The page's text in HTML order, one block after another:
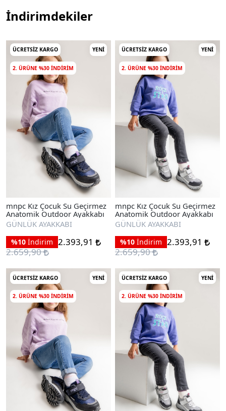
İndirimdekiler
ÜCRETSIZ KARGO YENI
2. ÜRÜNE %30 INDIRIM
mnpc Kız Çocuk Su Geçirmez
Anatomik Outdoor Ayakkabı
GÜNLÜK AYAKKABI
%10 İndirim 2.393,91
2.659,90
ÜCRETSIZ KARGO YENI
2. ÜRÜNE %30 INDIRIM
mnpc Kız Çocuk Su Geçirmez
Anatomik Outdoor Ayakkabı
GÜNLÜK AYAKKABI
%10 İndirim 2.393,91
2.659,90
ÜCRETSIZ KARGO YENI
2. ÜRÜNE %30 INDIRIM
ÜCRETSIZ KARGO YENI
2. ÜRÜNE %30 INDIRIM